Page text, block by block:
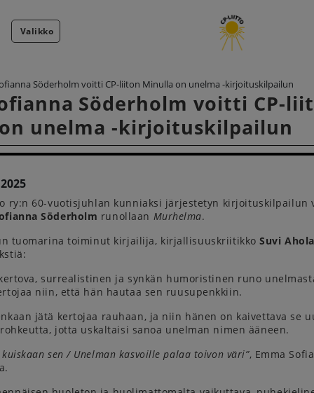
Valikko
Söderholm voitti CP-liiton Minulla on unelma -kirjoituskilpailun
Söderholm voitti CP-
unelma -kirjoituskilpailun
ry:n 60-vuotisjuhlan kunniaksi järjestetyn kirjoituskilpailun
Söderholm runollaan Murhelma.
tuomarina toiminut kirjailija, kirjallisuuskriitikkoSuvi Ahola
surrealistinen ja synkän humoristinen runo
niin, että hän hautaa sen ruusupenkkiin.
jätä kertojaa rauhaan, ja niin hänen on kaivettava se
jotta uskaltaisi sanoa unelman nimen ääneen.
sen / Unelman kasvoille palaa toivon väri”, Emma